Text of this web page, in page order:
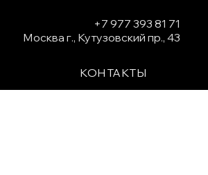
+7 977 393 81 71
Москва г., Кутузовский пр., 43
КОНТАКТЫ